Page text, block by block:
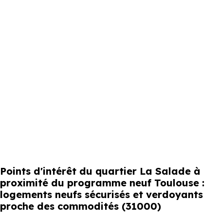
Points d'intérêt du quartier La Salade à
proximité du programme neuf Toulouse :
logements neufs sécurisés et verdoyants
proche des commodités (31000)